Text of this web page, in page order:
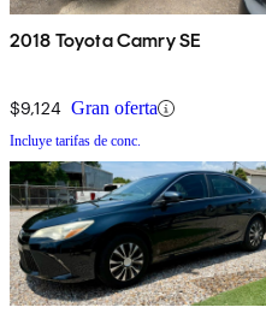
2018 Toyota Camry SE
$9,124 Gran oferta
Incluye tarifas de conc.